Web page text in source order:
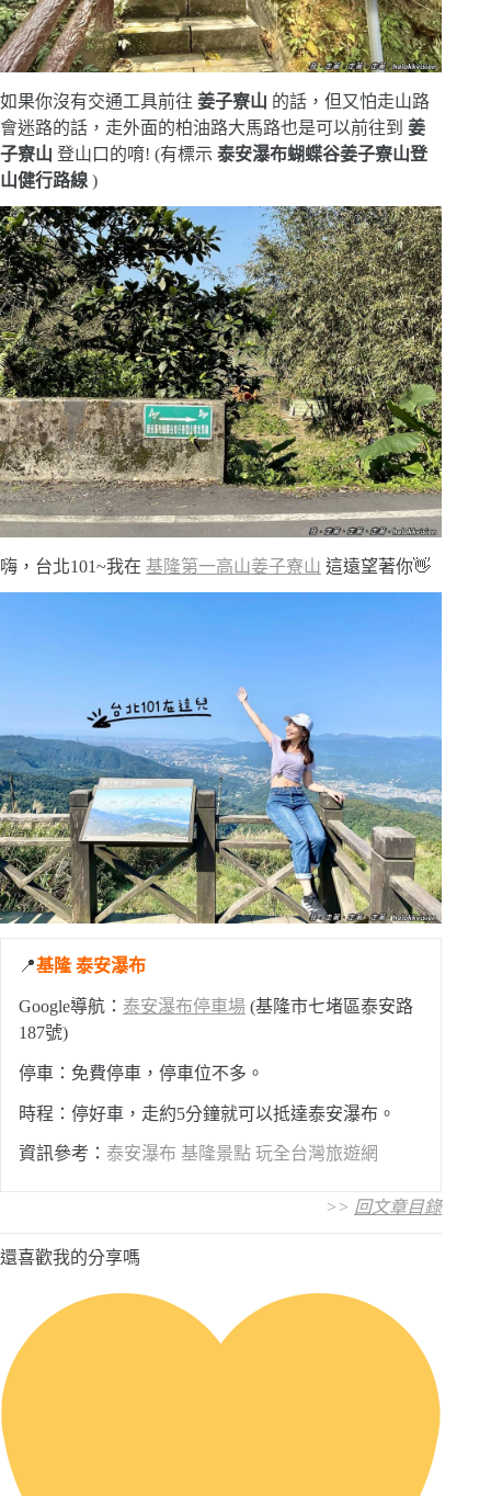
如果你沒有交通工具前往 姜子寮山 的話，但又怕走山路
會迷路的話，走外面的柏油路大馬路也是可以前往到 姜
子寮山 登山口的唷! (有標示 泰安瀑布蝴蝶谷姜子寮山登
山健行路線 )
嗨，台北101~我在 基隆第一高山姜子寮山 這遠望著你👋
📍基隆 泰安瀑布
Google導航： 泰安瀑布停車場 (基隆市七堵區泰安路
187號)
停車：免費停車，停車位不多。
時程：停好車，走約5分鐘就可以抵達泰安瀑布。
資訊參考： 泰安瀑布 基隆景點 玩全台灣旅遊網
>> 回文章目錄
還喜歡我的分享嗎